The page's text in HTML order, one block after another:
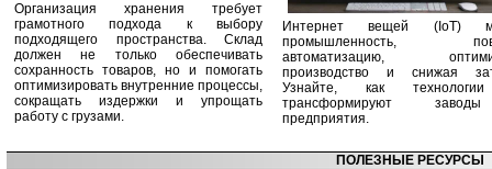
Организация хранения требует
грамотного подхода к выбору
подходящего пространства. Склад
должен не только обеспечивать
сохранность товаров, но и помогать
оптимизировать внутренние процессы,
сокращать издержки и упрощать
работу с грузами.
Интернет вещей (IoT)
промышленность,
автоматизацию,
производство и снижая
Узнайте, как
трансформируют
предприятия.
ПОЛЕЗНЫЕ РЕСУРСЫ